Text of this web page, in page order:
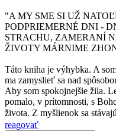
"A MY SME SI UŽ
PODPRIEMERNÉ DNI -
STRACHU, ZAMERANÍ
ŽIVOTY MÁRNIME
Táto kniha je výhybka. A
ma zamyslieť sa nad
Aby som spokojnejšie žila.
pomalo, v prítomnosti, s
života. Z myšlienok sa
reagovať